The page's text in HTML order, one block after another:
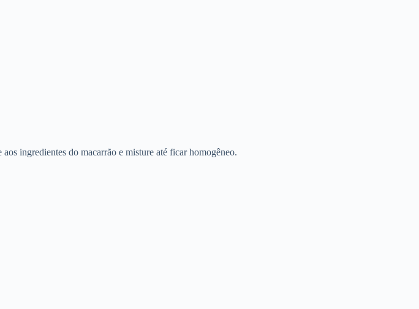
ingredientes do macarrão e misture até ficar homogêneo.